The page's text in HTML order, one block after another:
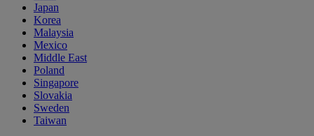
Japan
Korea
Malaysia
Mexico
Middle East
Poland
Singapore
Slovakia
Sweden
Taiwan